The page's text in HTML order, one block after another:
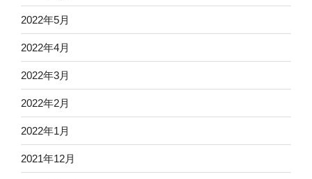
2022年5月
2022年4月
2022年3月
2022年2月
2022年1月
2021年12月